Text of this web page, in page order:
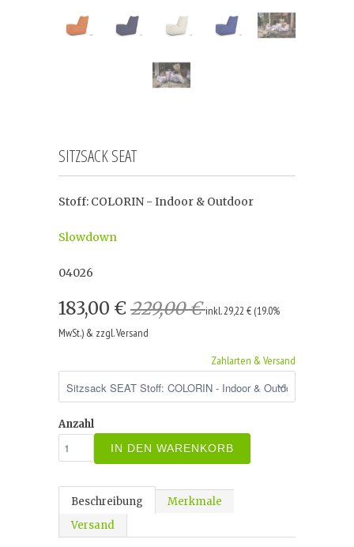
SITZSACK SEAT
Stoff: COLORIN - Indoor & Outdoor
Slowdown
04026
183,00 € 229,00 €inkl. 29,22 € (19.0%
MwSt.) & zzgl. Versand
Zahlarten & Versand
Anzahl
IN DEN WARENKORB
Beschreibung
Merkmale
Versand